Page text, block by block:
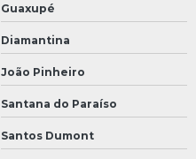
Guaxupé
Diamantina
João Pinheiro
Santana do Paraíso
Santos Dumont